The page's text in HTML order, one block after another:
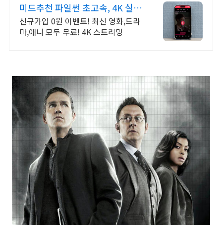
미드추천 파일썬 초고속, 4K 실시
간 보기!
신규가입 0원 이벤트! 최신 영화,드라
마,애니 모두 무료! 4K 스트리밍